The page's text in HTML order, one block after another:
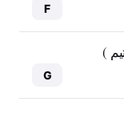
F
)
G